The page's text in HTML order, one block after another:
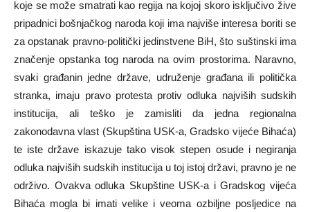
koje se može smatrati kao regija na kojoj skoro isključivo žive
pripadnici bošnjačkog naroda koji ima najviše interesa boriti se
za opstanak pravno-politički jedinstvene BiH, što suštinski ima
značenje opstanka tog naroda na ovim prostorima. Naravno,
svaki građanin jedne države, udruženje građana ili politička
stranka, imaju pravo protesta protiv odluka najviših sudskih
institucija, ali teško je zamisliti da jedna regionalna
zakonodavna vlast (Skupština USK-a, Gradsko vijeće Bihaća)
te iste države iskazuje tako visok stepen osude i negiranja
odluka najviših sudskih institucija u toj istoj državi, pravno je ne
održivo. Ovakva odluka Skupštine USK-a i Gradskog vijeća
Bihaća mogla bi imati velike i veoma ozbiljne posljedice na